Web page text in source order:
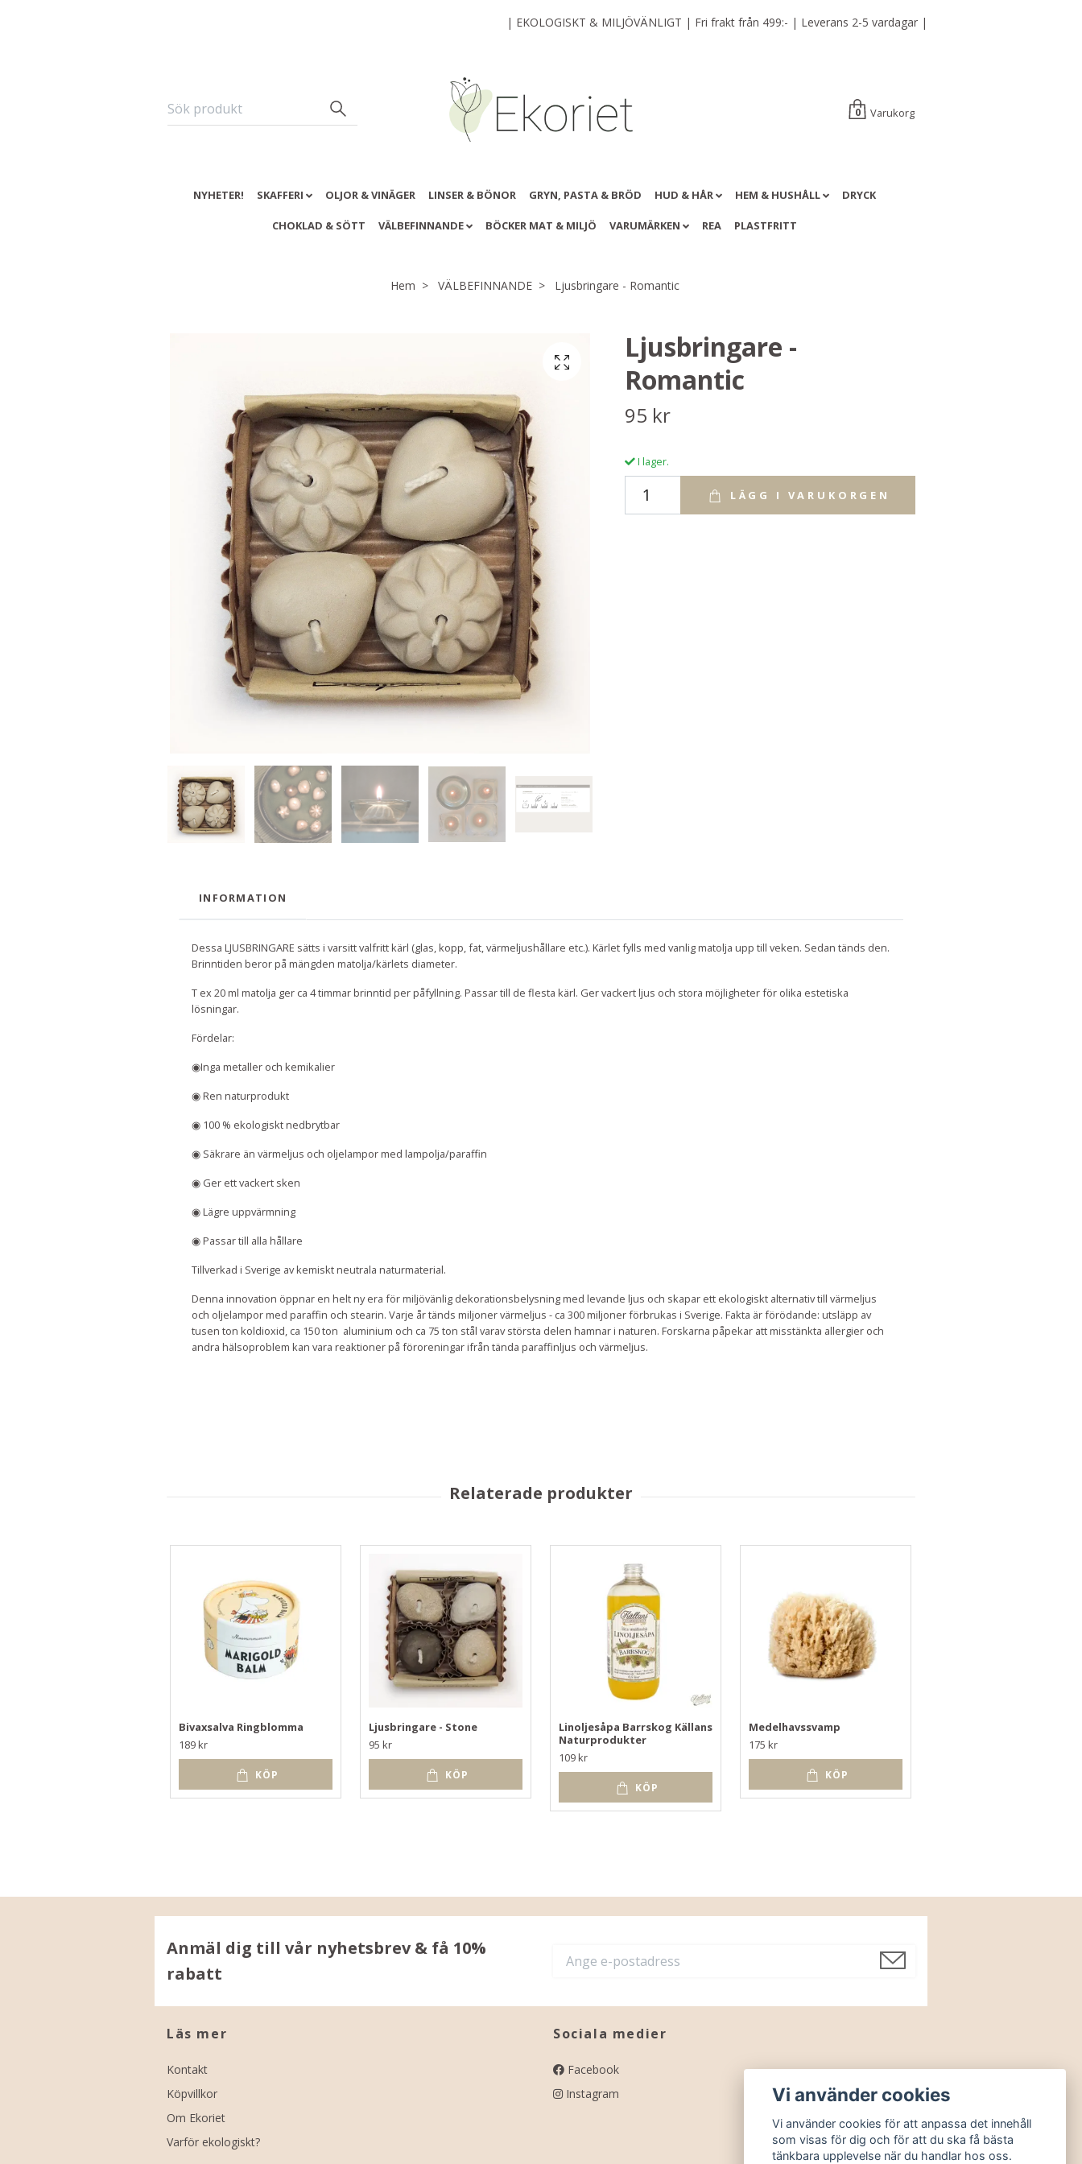
| EKOLOGISKT & MILJÖVÄNLIGT | Fri frakt från 499:- | Leverans 2-5 vardagar |
0 Varukorg
NYHETER! SKAFFERI OLJOR & VINÄGER LINSER & BÖNOR GRYN, PASTA & BRÖD HUD & HÅR HEM & HUSHÅLL DRYCK
CHOKLAD & SÖTT VÄLBEFINNANDE BÖCKER MAT & MILJÖ VARUMÄRKEN REA PLASTFRITT
Hem VÄLBEFINNANDE Ljusbringare - Romantic
Ljusbringare -
Romantic
95 kr
I lager.
LÄGG I VARUKORGEN
INFORMATION
Dessa LJUSBRINGARE sätts i varsitt valfritt kärl (glas, kopp, fat, värmeljushållare etc.). Kärlet fylls med vanlig matolja upp till veken. Sedan tänds den.
Brinntiden beror på mängden matolja/kärlets diameter.
T ex 20 ml matolja ger ca 4 timmar brinntid per påfyllning. Passar till de flesta kärl. Ger vackert ljus och stora möjligheterför olika estetiska
lösningar.
Fördelar:
◉Inga metaller och kemikalier
◉ Ren naturprodukt
◉ 100 % ekologiskt nedbrytbar
◉ Säkrare än värmeljus och oljelampor med lampolja/paraffin
◉ Ger ett vackert sken
◉ Lägre uppvärmning
◉ Passar till alla hållare
Tillverkad i Sverige av kemiskt neutrala naturmaterial.
Denna innovation öppnar en helt ny era för miljövänlig dekorationsbelysning med levande ljus och skapar ett ekologiskt alternativ till värmeljus
och oljelampor med paraffin och stearin. Varje år tänds miljoner värmeljus - ca 300 miljoner förbrukas i Sverige. Fakta är förödande: utsläpp av
tusen ton koldioxid, ca 150 ton aluminium och ca 75 ton stål varav största delen hamnar i naturen. Forskarna påpekar att misstänkta allergier och
andra hälsoproblem kan vara reaktioner på föroreningar ifrån tända paraffinljus och värmeljus.
Bivaxsalva Ringblomma
189 kr
KÖP
Ljusbringare - Stone
95 kr
KÖP
Linoljesåpa Barrskog Källans
Naturprodukter
109 kr
KÖP
Medelhavssvamp
175 kr
KÖP
Anmäl dig till vår nyhetsbrev & få 10%
rabatt
Läs mer
Kontakt
Köpvillkor
Om Ekoriet
Varför ekologiskt?
Sociala medier
Facebook
Instagram
Vi använder cookies
Vi använder cookies för att anpassa det innehåll
som visas för dig och för att du ska få bästa
tänkbara upplevelse när du handlar hos oss.